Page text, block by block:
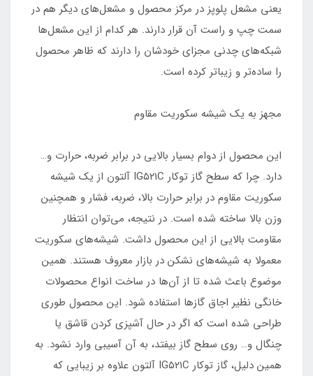
یعنی مشعل پلوپز در مرکز محصول و مشعل‌های دیگر هم در
سمت چپ و راست آن قرار دارند. هر کدام از این مشعل‌ها
شبکه‌های چدنی مجزای خودشان را دارند که ظاهر محصول
را ساده‌تر و زیباتر کرده است.
مجهز به یک شیشه سکوریت مقاوم
این محصول از دوام بسیار بالایی در برابر ضربه، حرارت و…
دارد. چرا که سطح گاز توکار IG۵۲۱C آلتون از یک شیشه
سکوریت مقاوم در برابر حرارت بالا، ضربه، فشار و همچنین
وزن بالا ساخته شده است. در نتیجه، می‌توان انتظار
مقاومت بالایی از این محصول داشت. شیشه‌های سکوریت
معمولا به شیشه‌های نشکن در بازار معروف هستند. همین
موضوع باعث شده تا از آن‌ها در ساخت انواع محصولات
خانگی نظیر اجاق گازها استفاده شود. این محصول طوری
طراحی شده است که اگر در حال آشپزی کردن قاشق یا
چنگال و… روی سطح گاز بیفتد، به آن آسیبی وارد نشود. به
همین دلیل، گاز توکار IG۵۲۱C آلتون علاوه بر زیبایی که